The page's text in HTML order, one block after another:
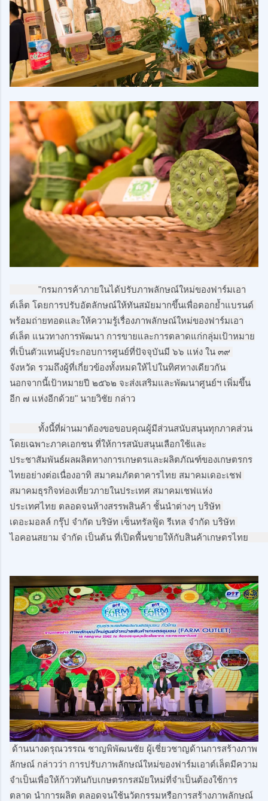
ต์เล็ต โดยการปรับอัตลักษณ์ให้ทันสมัยมากขึ้นเพื่อตอกย้ำแบรนด์
พร้อมถ่ายทอดและให้ความรู้เรื่องภาพลักษณ์ใหม่ของฟาร์มเอา
ต์เล็ต แนวทางการพัฒนา การขายและการตลาดแก่กลุ่มเป้าหมาย
ที่เป็นตัวแทนผู้ประกอบการศูนย์ที่ปัจจุบันมี ๖๖ แห่ง ใน ๓๙
จังหวัด รวมถึงผู้ที่เกี่ยวข้องทั้งหมดให้ไปในทิศทางเดียวกัน
นอกจากนี้เป้าหมายปี ๒๕๖๒ จะส่งเสริมและพัฒนาศูนย์ฯ เพิ่มขึ้น
อีก ๗ แห่งอีกด้วย" นายวิชัย กล่าว
โดยเฉพาะภาคเอกชน ที่ให้การสนับสนุนเลือกใช้และ
ประชาสัมพันธ์ผลผลิตทางการเกษตรและผลิตภัณฑ์ของเกษตรกร
ไทยอย่างต่อเนื่องอาทิ สมาคมภัตตาคารไทย สมาคมเดอะเชฟ
สมาคมธุรกิจท่องเที่ยวภายในประเทศ สมาคมเชฟแห่ง
ประเทศไทย ตลอดจนห้างสรรพสินค้า ชั้นนำต่างๆ บริษัท
เดอะมอลล์ กรุ๊ป จำกัด บริษัท เซ็นทรัลฟู้ด รีเทล จำกัด บริษัท
ลักษณ์ กล่าวว่า การปรับภาพลักษณ์ใหม่ของฟาร์มเอาต์เล็ตมีความ
จำเป็นเพื่อให้ก้าวทันกับเกษตรกรสมัยใหม่ที่จำเป็นต้องใช้การ
ตลาด นำการผลิต ตลอดจนใช้นวัตกรรมหรือการสร้างภาพลักษณ์